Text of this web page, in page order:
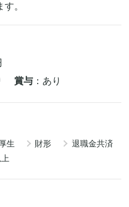
。
賞与 ：あり
厚生 財形
退職金共済